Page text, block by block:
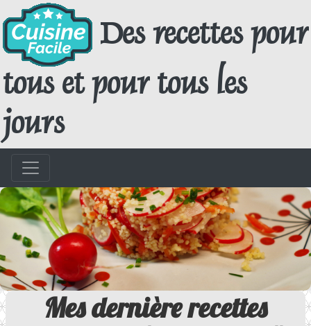
Des recettes pour
tous et pour tous les
jours
Mes dernière recettes